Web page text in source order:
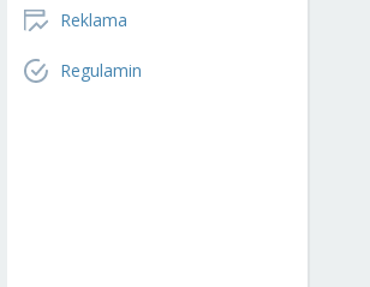
Reklama
Regulamin